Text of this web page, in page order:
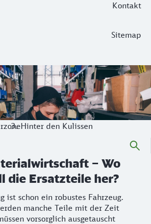
Kontakt
Sitemap
– Wo
ist schon ein robustes Fahrzeug. Aber
Hinter den Kulissen
– Wo
die Ersatzteile her?
ist schon ein robustes Fahrzeug.
manche Teile mit der Zeit
vorsorglich ausgetauscht